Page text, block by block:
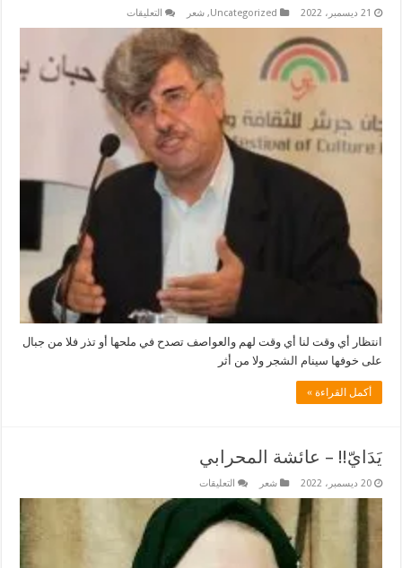
21 ديسمبر، 2022 Uncategorized
,شعر التعليقات
–
غازي
الذيبة
مغلقة
انتظار أي وقت لنا أي وقت لهم والعواصف تصدح في ملحها أو تذر فلا من جبال
على خوفها سينام الشجر ولا من أثر
أكمل القراءة »
يَدَايّ!! – عائشة المحرابي
20 ديسمبر، 2022 شعر التعليقات
مغلقة